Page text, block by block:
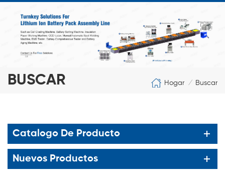
BUSCAR Hogar / Buscar
Catalogo De Producto
Nuevos Productos